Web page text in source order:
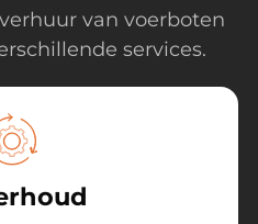
van voerboten
services.